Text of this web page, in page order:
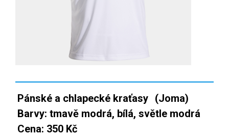
Pánské a chlapecké kraťasy (Joma)
Barvy: tmavě modrá, bílá, světle modrá
Cena: 350 Kč